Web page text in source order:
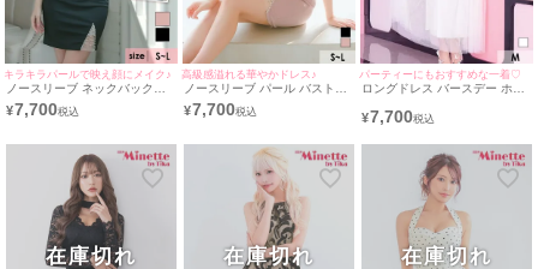
キラキラパールで映え顔にメイク♪
ノースリーブ ネックバックリ
ボン パール バストカット ジッ
プ 谷間魅せ タイトミニドレス
ャバドレス着用)
¥7,700
高級感溢れる華やかドレス♪
ノースリーブ パール バストカ
ット ジップ 谷間魅せ タイトミ
ニドレス (Sサイズ～Lサイズ)
¥7,700
パーティーにもおすすめな一着♡
ロングドレス バースデー ホル
ジュー チュール 胸元カバー 高
身長 Aライン 白 キャバドレス
(ゆんころ着用)［tk-ld0503］
¥7,700
在庫切れ 在庫切れ 在庫切れ